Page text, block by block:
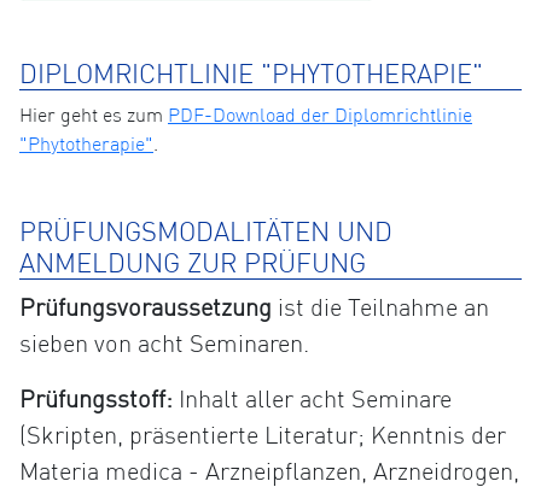
DIPLOMRICHTLINIE "PHYTOTHERAPIE"
Hier geht es zum PDF-Download der Diplomrichtlinie
"Phytotherapie"
PRÜFUNGSMODALITÄTEN UND
ANMELDUNG ZUR PRÜFUNG
Prüfungsvoraussetzung ist die Teilnahme an
sieben von acht Seminaren.
Prüfungsstoff: Inhalt aller acht Seminare
(Skripten, präsentierte Literatur; Kenntnis der
Materia medica - Arzneipflanzen, Arzneidrogen,